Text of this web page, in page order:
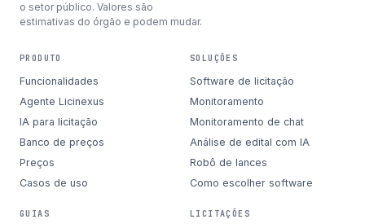
o setor público. Valores são
estimativas do órgão e podem mudar.
PRODUTO
Funcionalidades
Agente Licinexus
IA para licitação
Banco de preços
Preços
Casos de uso
SOLUÇÕES
Software de licitação
Monitoramento
Monitoramento de chat
Análise de edital com IA
Robô de lances
Como escolher software
GUIAS LICITAÇÕES